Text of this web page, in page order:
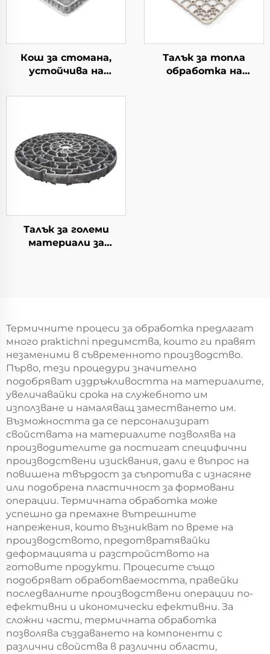
Кош за стомана,
устойчива на
Талък за топла
обработка на
Талък за големи
материали за
Термичните процеси за обработка предлагат
много praktichni предимства, които ги правят
незаменими в съвременното производство.
Първо, тези процедури значително
подобряват издръжливостта на материалите,
увеличавайки срока на служебното им
използване и намаляващ заместването им.
Възможността да се персонализират
свойствата на материалите позволява на
производителите да постигат специфични
производствени изисквания, дали е въпрос на
повишена твърдост за съпротива с изнасяне
или подобрена пластичност за формовани
операции. Термичната обработка може
успешно да премахне вътрешните
напрежения, които възникват по време на
производството, предотвратявайки
деформацията и разстройството на
готовите продукти. Процесите също
подобряват обработваемостта, правейки
последвалните производствени операции по-
ефективни и икономически ефективни. За
сложни части, термичната обработка
позволява създаването на компоненти с
различни свойства в различни области,